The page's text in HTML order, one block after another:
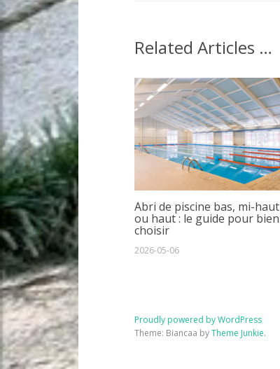
Related Articles …
Abri de piscine bas, mi-haut
ou haut : le guide pour bien
choisir
2026-05-06
Proudly powered by WordPress
Theme: Biancaa byTheme Junkie.